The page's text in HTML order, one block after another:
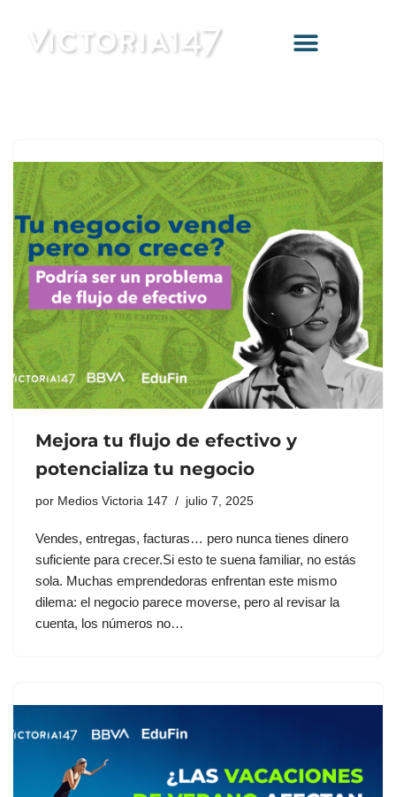
Mejora tu flujo de efectivo y
potencializa tu negocio
por Medios Victoria 147 julio 7, 2025
Vendes, entregas, facturas… pero nunca tienes dinero
suficiente para crecer.Si esto te suena familiar, no estás
sola. Muchas emprendedoras enfrentan este mismo
dilema: el negocio parece moverse, pero al revisar la
cuenta, los números no…